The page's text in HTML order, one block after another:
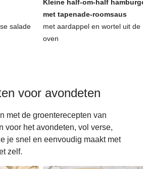
salade
Kleine half-om-half
met tapenade-roomsaus
met aardappel en wortel uit de
oven
voor avondeten
met de groenterecepten van
voor het avondeten, vol verse,
je snel en eenvoudig maakt met
zelf.